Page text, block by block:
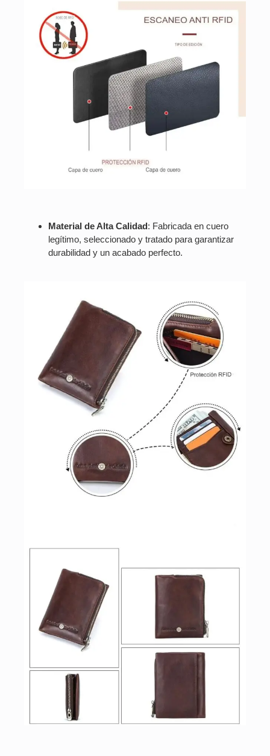
Material de Alta Calidad: Fabricada en cuero
legítimo, seleccionado y tratado para garantizar
durabilidad y un acabado perfecto.